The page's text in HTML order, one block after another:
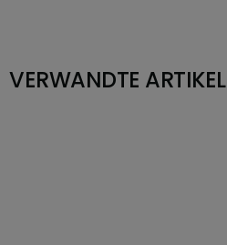
VERWANDTE ARTIKEL